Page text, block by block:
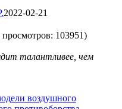
2022-02-21
103951)
талантливее, чем
воздушного